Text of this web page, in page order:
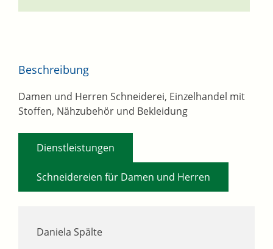
Daniela Spälte
Beschreibung
Damen und Herren Schneiderei, Einzelhandel mit
Stoffen, Nähzubehör und Bekleidung
Dienstleistungen
Schneidereien für Damen und Herren